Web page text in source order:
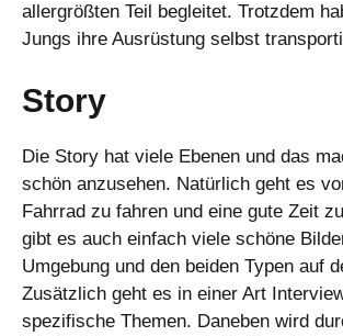
allergrößten Teil begleitet. Trotzdem
Jungs ihre Ausrüstung selbst
Story
Die Story hat viele Ebenen und das
schön anzusehen. Natürlich geht es
Fahrrad zu fahren und eine gute Zeit
gibt es auch einfach viele schöne
Umgebung und den beiden Typen auf
Zusätzlich geht es in einer Art
spezifische Themen. Daneben wird